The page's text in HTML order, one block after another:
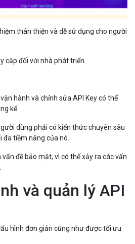
thân thiện và dễ sử dụng cho người
cập đối với nhà phát triển.
hành và chỉnh sửa API Key có thể
kể.
dùng phải có kiến thức chuyên sâu
đa tiềm năng của nó.
đề bảo mật, vì có thể xảy ra các vấn
và quản lý API
hình đơn giản cũng như được tối ưu